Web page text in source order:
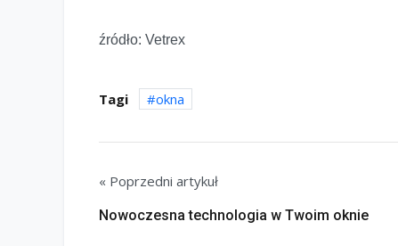
źródło: Vetrex
Tagi okna
« Poprzedni artykuł
Nowoczesna technologia w Twoim oknie